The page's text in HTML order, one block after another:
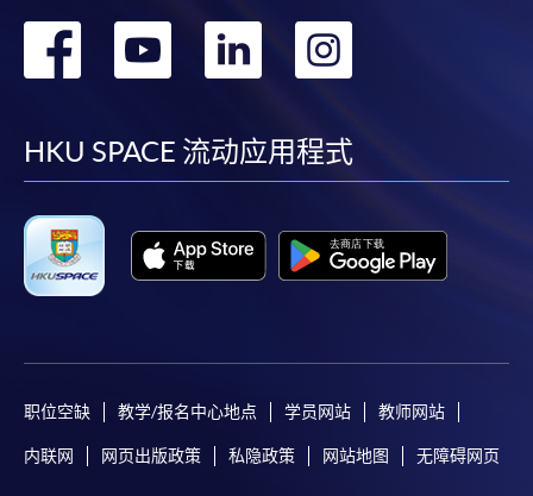
转
facebook
转
youtube
转
linkedin
HKU SPACE 流动应用程式
职位空缺 教学/报名中心地点 学员网站 教师网站
内联网 网页出版政策 私隐政策 网站地图 无障碍网页